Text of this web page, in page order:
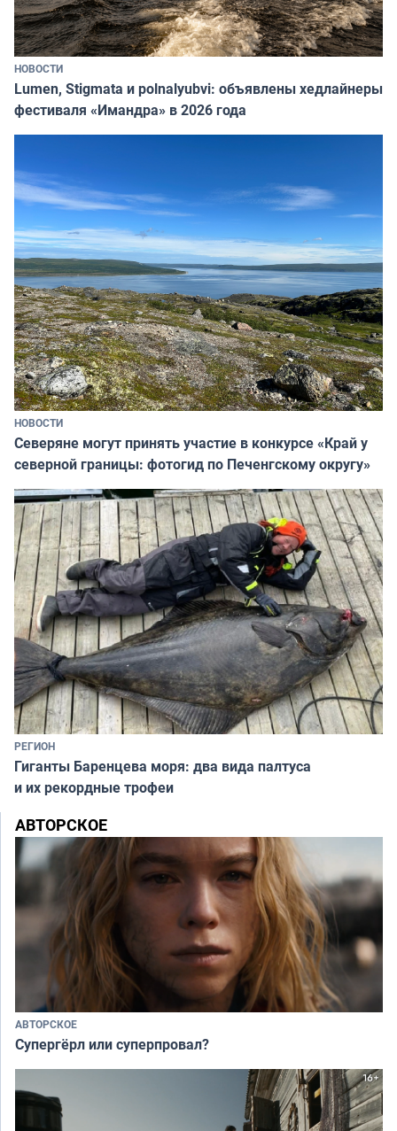
НОВОСТИ
Lumen, Stigmata и polnalyubvi: объявлены хедлайнеры
фестиваля «Имандра» в 2026 года
НОВОСТИ
Северяне могут принять участие в конкурсе «Край у
северной границы: фотогид по Печенгскому округу»
РЕГИОН
Гиганты Баренцева моря: два вида палтуса
и их рекордные трофеи
АВТОРСКОЕ
АВТОРСКОЕ
Супергёрл или суперпровал?